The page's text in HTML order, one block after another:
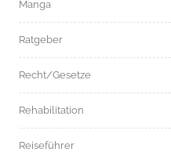
Manga
Ratgeber
Recht/Gesetze
Rehabilitation
Reiseführer